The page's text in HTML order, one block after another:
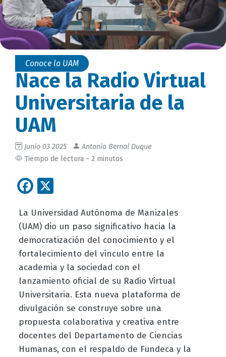
Conoce la UAM
Nace la Radio Virtual
Universitaria de la
UAM
Junio 03 2025
Antonia Bernal Duque
Tiempo de lectura ~ 2 minutos
Facebook
La Universidad Autónoma de Manizales
(UAM) dio un paso significativo hacia la
democratización del conocimiento y el
fortalecimiento del vínculo entre la
academia y la sociedad con el
lanzamiento oficial de su Radio Virtual
Universitaria. Esta nueva plataforma de
divulgación se construye sobre una
propuesta colaborativa y creativa entre
docentes del Departamento de Ciencias
Humanas, con el respaldo de Fundeca y la